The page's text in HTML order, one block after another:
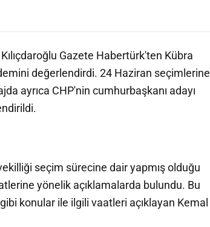
Gazete Habertürk'ten Kübra
değerlendirdi. 24 Haziran seçimlerine
ayrıca CHP'nin cumhurbaşkanı adayı
seçim sürecine dair yapmış olduğu
yönelik açıklamalarda bulundu. Bu
konular ile ilgili vaatleri açıklayan Kemal